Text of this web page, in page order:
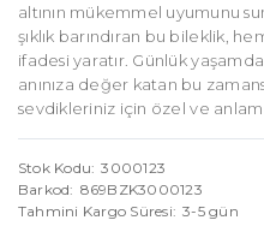
altının mükemmel uyumunu
şıklık barındıran bu bileklik,
ifadesi yaratır. Günlük
anınıza değer katan bu
sevdikleriniz için özel ve
Stok Kodu
3000123
Barkod
869BZK3000123
Tahmini Kargo Süresi
3-5 gün